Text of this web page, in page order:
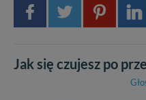
Jak się czujesz po